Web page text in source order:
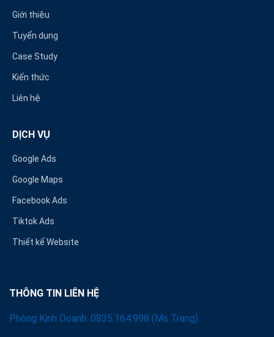
Giới thiệu
Tuyển dụng
Case Study
Kiến thức
Liên hệ
DỊCH VỤ
Google Ads
Google Maps
Facebook Ads
Tiktok Ads
Thiết kế Website
THÔNG TIN LIÊN HỆ
Phòng Kinh Doanh: 0835.164.998 (Ms Trang)